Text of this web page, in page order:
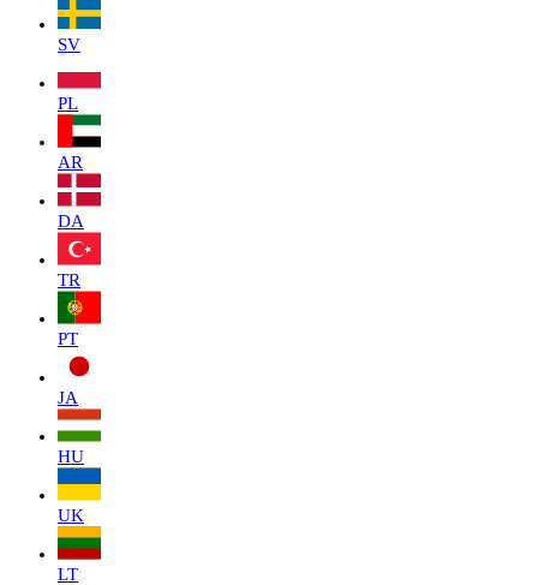
SV
PL
AR
DA
TR
PT
JA
HU
UK
LT